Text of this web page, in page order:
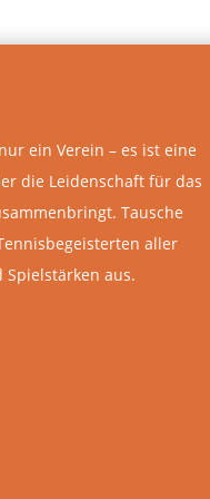
ein Verein – es ist eine
die Leidenschaft für das
Tausche
aller
aus.